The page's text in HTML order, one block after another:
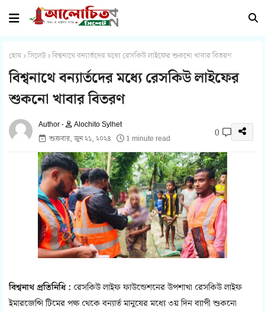
হোম সিলেট বিশ্বনাথে বন্যার্তদের মধ্যে রেসকিউ লাইফের শুকনো খাবার বিতরণ
বিশ্বনাথে বন্যার্তদের মধ্যে রেসকিউ লাইফের
শুকনো খাবার বিতরণ
Alochito Sylhet
শুক্রবার, জুন ২১, ২০২৪
1 minute read 0
বিশ্বনাথ প্রতিনিধি : রেসকিউ লাইফ ফাউন্ডেশনের উপশাখা রেসকিউ লাইফ
ইমারজেন্সি টিমের পক্ষ থেকে বন্যার্ত মানুষের মধ্যে ৩য় দিন ব্যাপী শুকনো